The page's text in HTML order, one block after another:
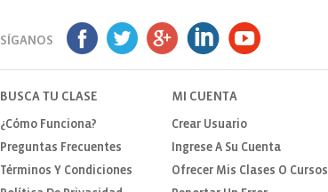
SÍGANOS
BUSCA TU CLASE
¿Cómo Funciona?
Preguntas Frecuentes
Términos Y Condiciones
MI CUENTA
Crear Usuario
Ingrese A Su Cuenta
Ofrecer Mis Clases O Cursos